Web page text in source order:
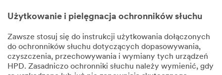
Użytkowanie i pielęgnacja ochronników słuchu
Zawsze stosuj się do instrukcji użytkowania dołączonych
do ochronników słuchu dotyczących dopasowywania,
czyszczenia, przechowywania i wymiany tych urządzeń
HPD. Zasadniczo ochronniki słuchu należy wymienić, gdy